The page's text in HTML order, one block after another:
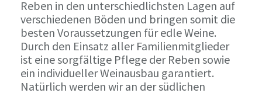
Reben in den unterschiedlichsten Lagen auf
verschiedenen Böden und bringen somit die
besten Voraussetzungen für edle Weine.
Durch den Einsatz aller Familienmitglieder
ist eine sorgfältige Pflege der Reben sowie
ein individueller Weinausbau garantiert.
Natürlich werden wir an der südlichen